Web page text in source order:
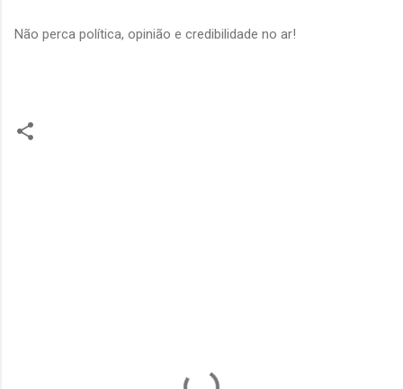
Não perca política, opinião e credibilidade no ar!